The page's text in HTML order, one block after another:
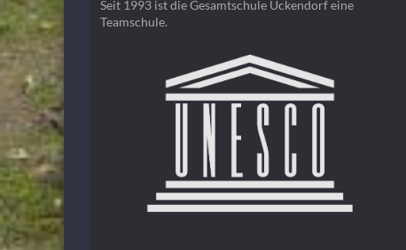
Seit 1993 ist die Gesamtschule Ückendorf eine
Teamschule.